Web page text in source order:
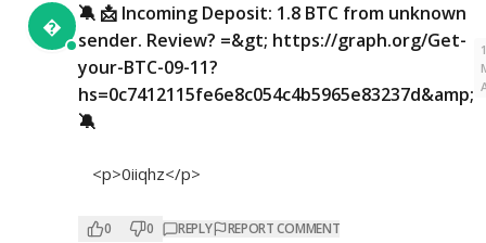

🔕 📩 Incoming Deposit: 1.8 BTC from unknown
sender. Review? =&gt; https://graph.org/Get-
your-BTC-09-11?
hs=0c7412115fe6e8c054c4b5965e83237d&amp;
🔕
<p>0iiqhz</p>
0 0 REPLY REPORT COMMENT